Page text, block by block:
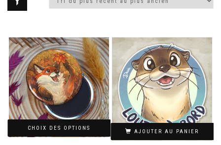
CHOIX DES OPTIONS
AJOUTER AU PANIER